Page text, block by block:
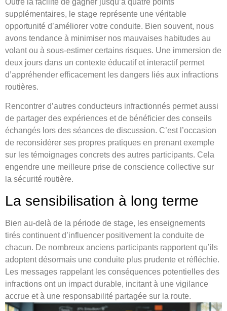
supplémentaires, le stage représente une véritable
opportunité d’améliorer votre conduite. Bien souvent, nous
avons tendance à minimiser nos mauvaises habitudes au
volant ou à sous-estimer certains risques. Une immersion de
deux jours dans un contexte éducatif et interactif permet
d’appréhender efficacement les dangers liés aux infractions
routières.
Rencontrer d’autres conducteurs infractionnés permet aussi
de partager des expériences et de bénéficier des conseils
échangés lors des séances de discussion. C’est l’occasion
de reconsidérer ses propres pratiques en prenant exemple
sur les témoignages concrets des autres participants. Cela
engendre une meilleure prise de conscience collective sur
la sécurité routière.
La sensibilisation à long terme
Bien au-delà de la période de stage, les enseignements
tirés continuent d’influencer positivement la conduite de
chacun. De nombreux anciens participants rapportent qu’ils
adoptent désormais une conduite plus prudente et réfléchie.
Les messages rappelant les conséquences potentielles des
infractions ont un impact durable, incitant à une vigilance
accrue et à une responsabilité partagée sur la route.